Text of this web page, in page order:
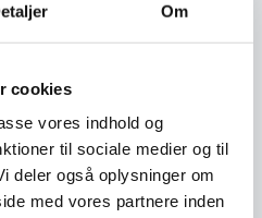
Om
cookies
vores indhold og
til sociale medier og til
deler også oplysninger om
med vores partnere inden
scenarier fra
udvikling af systemet. Det
realistiske
respekt for de krav, der